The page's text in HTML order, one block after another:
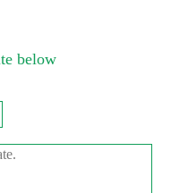
below